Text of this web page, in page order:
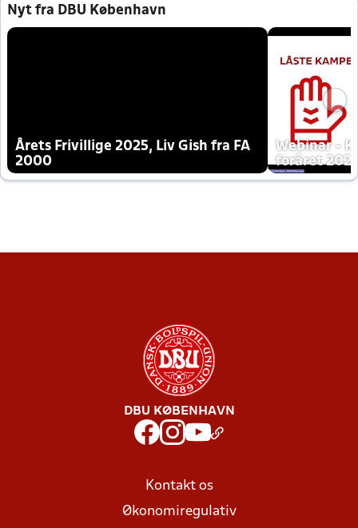
Nyt fra DBU København
Årets Frivillige 2025, Liv Gish fra FA
2000
Webinar -
foråret
DBU KØBENHAVN
Kontakt os
Økonomiregulativ